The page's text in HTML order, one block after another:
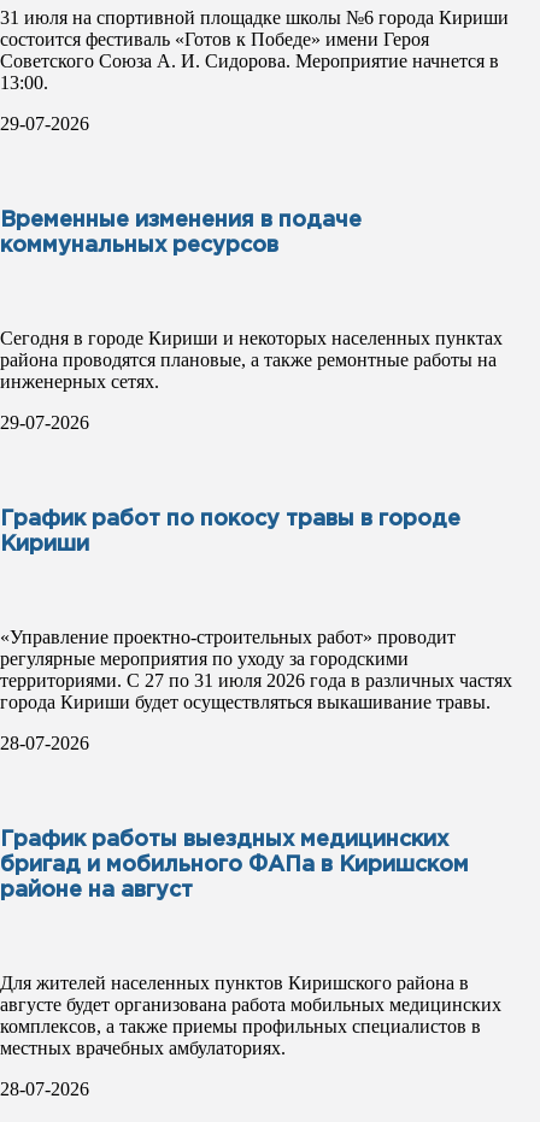
31 июля на спортивной площадке школы №6 города Кириши
состоится фестиваль «Готов к Победе» имени Героя
Советского Союза А. И. Сидорова. Мероприятие начнется в
13:00.
29-07-2026
Временные изменения в подаче
коммунальных ресурсов
Сегодня в городе Кириши и некоторых населенных пунктах
района проводятся плановые, а также ремонтные работы на
инженерных сетях.
29-07-2026
График работ по покосу травы в городе
Кириши
«Управление проектно-строительных работ» проводит
регулярные мероприятия по уходу за городскими
территориями. С 27 по 31 июля 2026 года в различных частях
города Кириши будет осуществляться выкашивание травы.
28-07-2026
График работы выездных медицинских
бригад и мобильного ФАПа в Киришском
районе на август
Для жителей населенных пунктов Киришского района в
августе будет организована работа мобильных медицинских
комплексов, а также приемы профильных специалистов в
местных врачебных амбулаториях.
28-07-2026